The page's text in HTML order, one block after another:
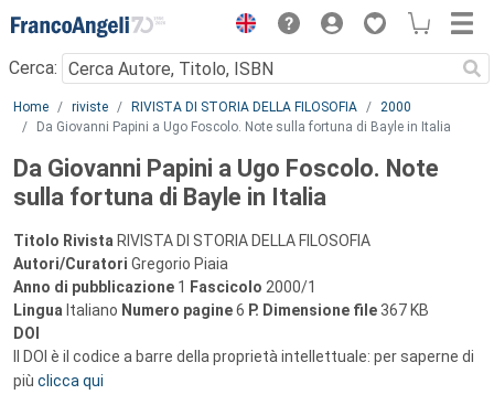
Menu
Cerca:
Main content
Home riviste RIVISTA DI STORIA DELLA FILOSOFIA
2000
Da Giovanni Papini a Ugo Foscolo. Note sulla fortuna di Bayle in Italia
Da Giovanni Papini a Ugo Foscolo. Note
sulla fortuna di Bayle in Italia
Titolo Rivista RIVISTA DI STORIA DELLA FILOSOFIA
Autori/Curatori Gregorio Piaia
Anno di pubblicazione 1 Fascicolo 2000/1
Lingua Italiano Numero pagine6 P. Dimensione file 367 KB
DOI
Il DOI è il codice a barre della proprietà intellettuale: per saperne di
più clicca qui